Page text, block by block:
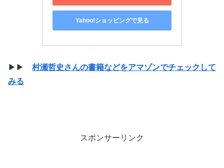
Yahoo!ショッピングで見る
▶▶村瀬哲史さんの書籍などをアマゾンでチェックして
みる
スポンサーリンク